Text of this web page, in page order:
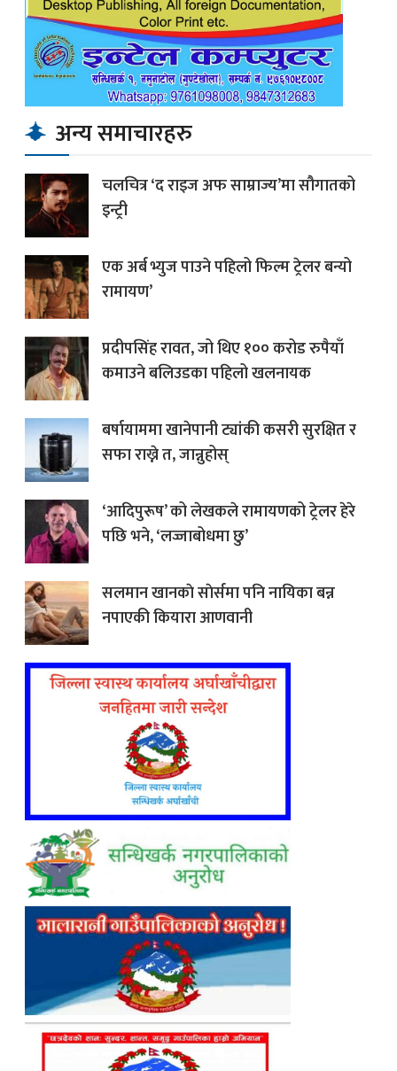
अन्य समाचारहरु
चलचित्र ‘द राइज अफ साम्राज्य’मा सौगातको
इन्ट्री
एक अर्ब भ्युज पाउने पहिलो फिल्म ट्रेलर बन्यो
रामायण’
प्रदीपसिंह रावत, जो थिए १०० करोड रुपैयाँ
कमाउने बलिउडका पहिलो खलनायक
बर्षायाममा खानेपानी ट्यांकी कसरी सुरक्षित र
सफा राख्ने त, जान्नुहोस्
‘आदिपुरूष’ को लेखकले रामायणको ट्रेलर हेरे
पछि भने, ‘लज्जाबोधमा छु’
सलमान खानकाे साेर्समा पनि नायिका बन्न
नपाएकी कियारा आणवानी